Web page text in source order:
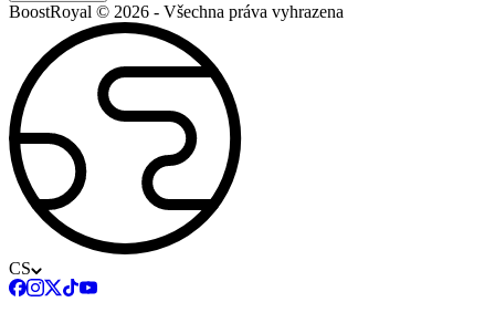
BoostRoyal © 2026 - Všechna práva vyhrazena
CS